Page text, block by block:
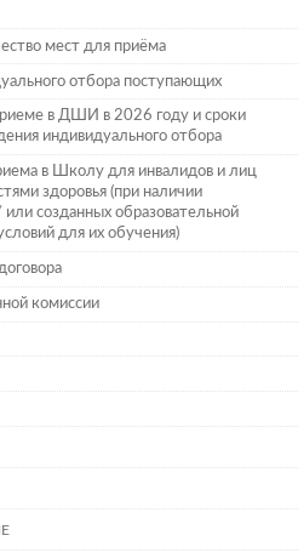
мест для приёма
отбора поступающих
в ДШИ в 2026 году и сроки
индивидуального отбора
в Школу для инвалидов и лиц
здоровья (при наличии
созданных образовательной
для их обучения)
комиссии